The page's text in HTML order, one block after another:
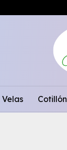
Velas Cotillón